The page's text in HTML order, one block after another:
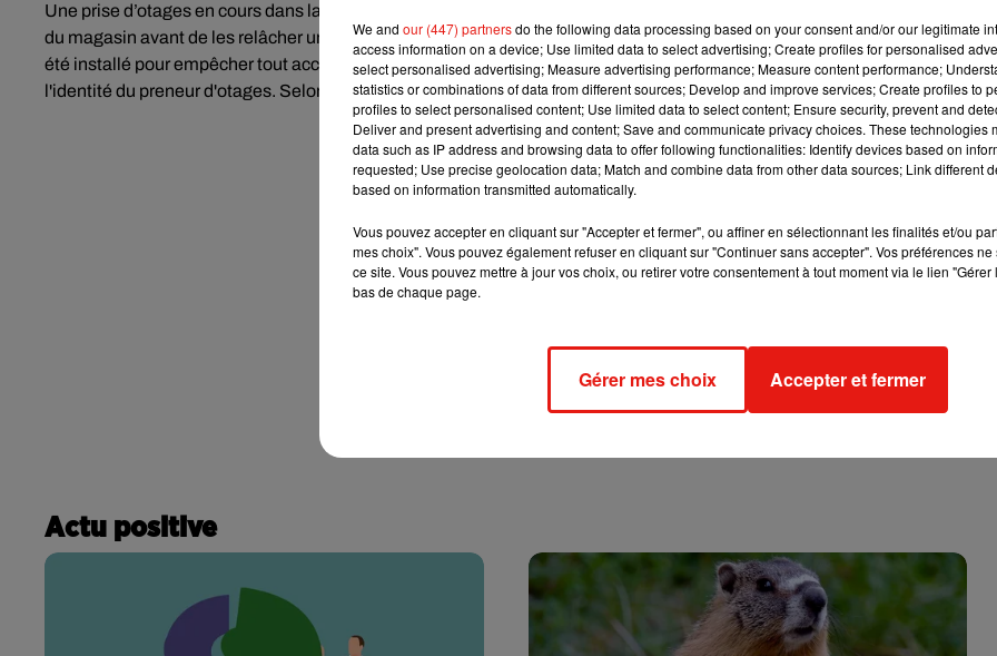
Une prise d’otages en cours dans la
du magasin avant de les relâcher une heure plus tard. Les gendarmes sont sur place et un important périmètre de sécurité
été installé pour empêcher tout accès au bâtiment. Pour le moment, le parquet du Mans ne souhaite pas s'exprimer sur
l'identité du preneur d'otages. Selon le maire de la commune, il pourrait s'agir d'un déséquilibré.
Actu positive
We and our (447) partnersdo the following data processing based on your consent and/or our legitimate
access information on a device; Use limited data to select advertising; Create profiles for personalised
select personalised advertising; Measure advertising performance; Measure content performance;
statistics or combinations of data from different sources; Develop and improve services; Create profiles to
profiles to select personalised content; Use limited data to select content; Ensure security, prevent and
Deliver and present advertising and content; Save and communicate privacy choices. These technologies
data such as IP address and browsing data to offer following functionalities: Identify devices based on
requested; Use precise geolocation data; Match and combine data from other data sources; Link different
based on information transmitted automatically.
Vous pouvez accepter en cliquant sur "Accepter et fermer", ou affiner en sélectionnant les finalités et/ou
mes choix". Vous pouvez également refuser en cliquant sur "Continuer sans accepter". Vos préférences
ce site. Vous pouvez mettre à jour vos choix, ou retirer votre consentement à tout moment via le lien
bas de chaque page.
Gérer mes choix Accepter et fermer